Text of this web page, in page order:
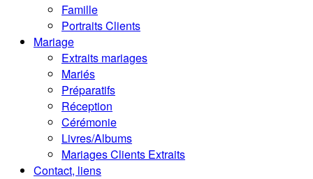
Famille
Portraits Clients
Mariage
Extraits mariages
Mariés
Préparatifs
Réception
Cérémonie
Livres/Albums
Mariages Clients Extraits
Contact, liens